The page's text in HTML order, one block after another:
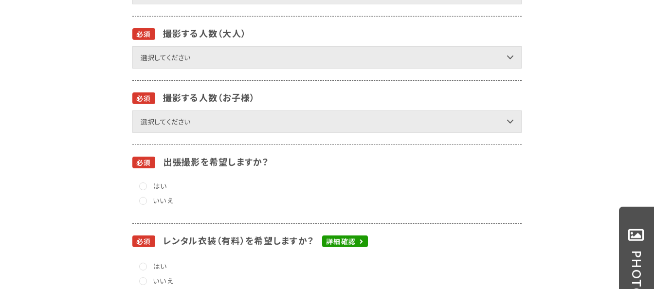
必須 撮影する人数（大人）
必須 撮影する人数（お子様）
必須 出張撮影を希望しますか？
はい
いいえ
必須 レンタル衣装（有料）を希望しますか？ 詳細確認
はい
いいえ